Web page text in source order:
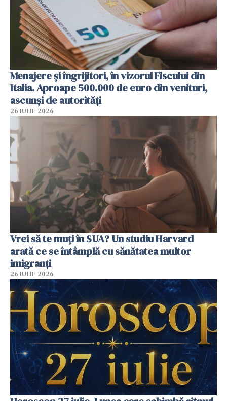
Menajere și îngrijitori, în vizorul Fiscului din
Italia. Aproape 500.000 de euro din venituri,
ascunși de autorități
26 IULIE 2026
Vrei să te muți în SUA? Un studiu Harvard
arată ce se întâmplă cu sănătatea multor
imigranți
26 IULIE 2026